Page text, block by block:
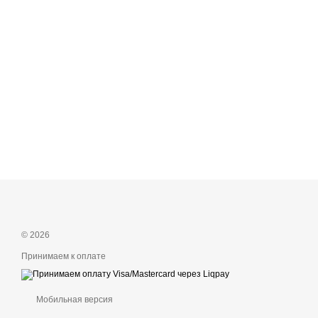
© 2026
Принимаем к оплате
Мобильная версия